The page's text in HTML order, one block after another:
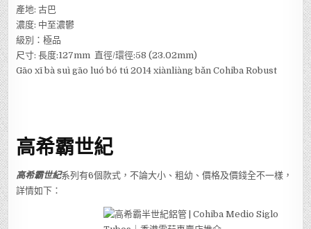
產地: 古巴
濃度: 中至濃鬱
級別：極品
尺寸: 長度:127mm 直徑/環徑:58 (23.02mm)
Gāo xī bà suì gāo luó bó tú 2014 xiànliàng bǎn Cohiba Robust
高希霸世紀
高希霸世紀系列有6個款式，不論大小、粗幼、價格及價錢全不一樣，
詳情如下：